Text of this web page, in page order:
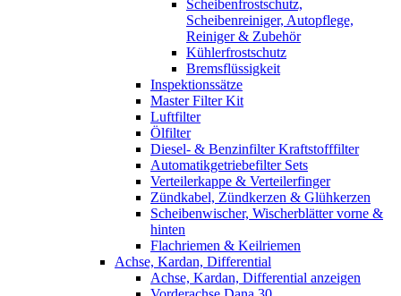
Scheibenfrostschutz,
Scheibenreiniger, Autopflege,
Reiniger & Zubehör
Kühlerfrostschutz
Bremsflüssigkeit
Inspektionssätze
Master Filter Kit
Luftfilter
Ölfilter
Diesel- & Benzinfilter Kraftstofffilter
Automatikgetriebefilter Sets
Verteilerkappe & Verteilerfinger
Zündkabel, Zündkerzen & Glühkerzen
Scheibenwischer, Wischerblätter vorne &
hinten
Flachriemen & Keilriemen
Achse, Kardan, Differential
Achse, Kardan, Differential anzeigen